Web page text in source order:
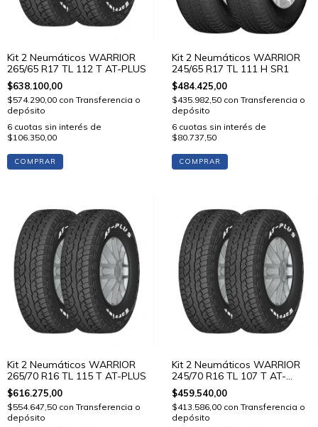
Kit 2 Neumáticos WARRIOR
265/65 R17 TL 112 T AT-PLUS
$638.100,00
$574.290,00 con Transferencia o
depósito
6 cuotas sin interés de
$106.350,00
COMPRAR
Kit 2 Neumáticos WARRIOR
245/65 R17 TL 111 H SR1
$484.425,00
$435.982,50 con Transferencia o
depósito
6 cuotas sin interés de
$80.737,50
COMPRAR
Kit 2 Neumáticos WARRIOR
265/70 R16 TL 115 T AT-PLUS
$616.275,00
$554.647,50 con Transferencia o
depósito
Kit 2 Neumáticos WARRIOR
245/70 R16 TL 107 T AT-
PLUS(W)
$459.540,00
$413.586,00 con Transferencia o
depósito